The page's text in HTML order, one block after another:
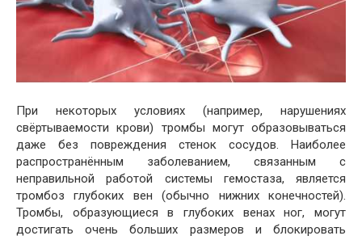
При некоторых условиях (например, нарушениях
свёртываемости крови) тромбы могут образовываться
даже без повреждения стенок сосудов. Наиболее
распространённым заболеванием, связанным с
неправильной работой системы гемостаза, является
тромбоз глубоких вен (обычно нижних конечностей).
Тромбы, образующиеся в глубоких венах ног, могут
достигать очень больших размеров и блокировать